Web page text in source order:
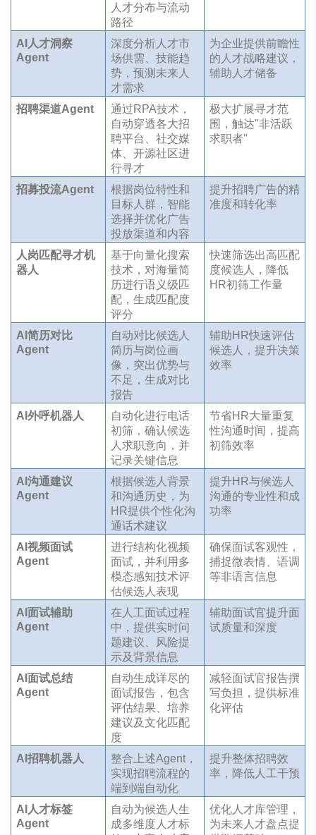
人才分布与流动
路径
AI人才洞察
Agent
深度分析人才市
场供需、技能趋
势，预测未来人
才需求
为企业提供前瞻性
的人才战略建议，
辅助人才储备
招聘渠道Agent
通过RPA技术，
自动穿透各大招
聘平台、社交媒
体、开源社区进
行寻才
极大扩展寻才范
围，触达"非活跃
求职者"
招募投流Agent
根据岗位特性和
目标人群，智能
选择并优化广告
投放渠道和内容
提升招聘广告的精
准度和转化率
人岗匹配寻才机
器人
基于向量化搜索
技术，对海量简
历进行语义级匹
配，生成匹配度
评分
快速筛选出高匹配
度候选人，降低
HR初筛工作量
AI简历对比
Agent
自动对比候选人
简历与岗位画
像，突出优势与
不足，生成对比
报告
辅助HR快速评估
候选人，提升决策
效率
AI外呼机器人
自动化进行电话
初筛，确认候选
人求职意向，并
记录关键信息
节省HR大量重复
性沟通时间，提高
初筛效率
AI沟通建议
Agent
根据候选人背景
和沟通历史，为
HR提供个性化沟
通话术建议
提升HR与候选人
沟通的专业性和成
功率
AI视频面试
Agent
进行结构化视频
面试，并利用多
模态感知技术评
估候选人表现
确保面试客观性，
捕捉微表情、语调
等非语言信息
AI面试辅助
Agent
在人工面试过程
中，提供实时问
题建议、风险提
示及背景信息
辅助面试官提升面
试质量和深度
AI面试总结
Agent
自动生成详尽的
面试报告，包含
评估结果、培养
建议及文化匹配
度
减轻面试官报告撰
写负担，提供标准
化评估
AI招聘机器人
整合上述Agent，
实现招聘流程的
端到端自动化
提升整体招聘效
率，降低人工干预
AI人才标签
Agent
自动为候选人生
成多维度人才标
优化人才库管理，
为未来人才盘点提